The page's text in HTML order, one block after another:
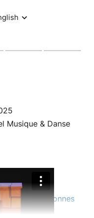
Musique & Danse
& Poly-sonnes